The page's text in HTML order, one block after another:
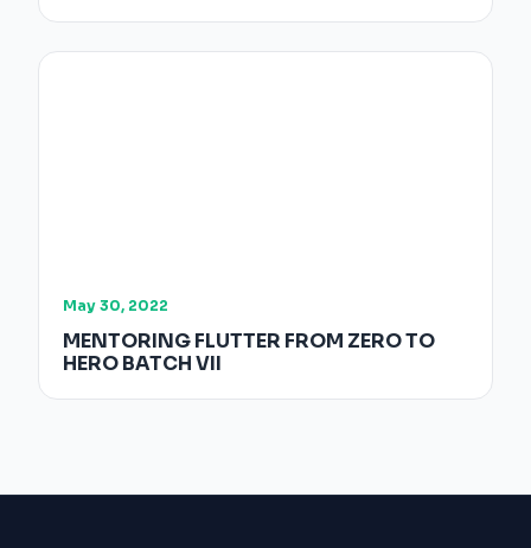
May 30, 2022
MENTORING FLUTTER FROM ZERO TO
HERO BATCH VII